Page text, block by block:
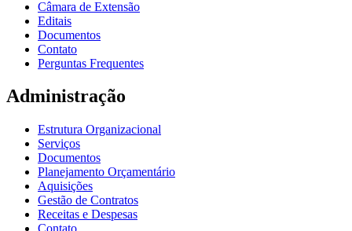
Câmara de Extensão
Editais
Documentos
Contato
Perguntas Frequentes
Administração
Estrutura Organizacional
Serviços
Documentos
Planejamento Orçamentário
Aquisições
Gestão de Contratos
Receitas e Despesas